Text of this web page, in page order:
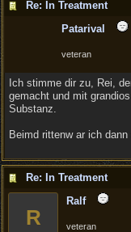
Re: In Treatment
Patarival
veteran
Ich stimme dir zu, Rei,
gemacht und mit
Substanz.
Beimd rittenw ar ich
Re: In Treatment
R
Ralf
veteran